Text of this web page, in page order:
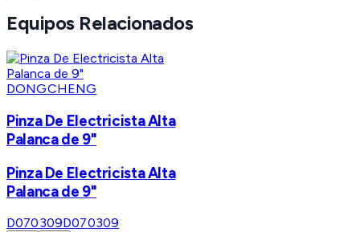
Equipos Relacionados
DONGCHENG
Pinza De Electricista Alta
Palanca de 9"
Pinza De Electricista Alta
Palanca de 9"
D070309D070309